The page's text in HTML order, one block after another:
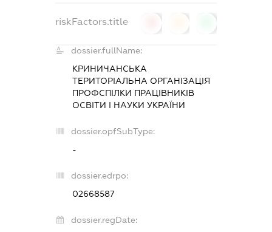
riskFactors.title
dossier.fullName:
КРИНИЧАНСЬКА
ТЕРИТОРІАЛЬНА ОРГАНІЗАЦІЯ
ПРОФСПІЛКИ ПРАЦІВНИКІВ
ОСВІТИ І НАУКИ УКРАЇНИ
dossier.opfSubType:
-
dossier.edrpo:
02668587
dossier.regDate: